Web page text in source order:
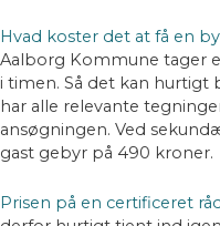
Hvad koster det at få en
Aalborg Kommune tager
i timen. Så det kan hurtigt
har alle relevante
ansøgningen. Ved
gast gebyr på 490 kroner.
Prisen på en certificeret